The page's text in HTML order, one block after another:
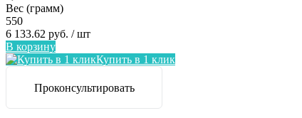
Вес (грамм)
550
6 133.62 руб. / шт
В корзину
Купить в 1 клик
Проконсультировать